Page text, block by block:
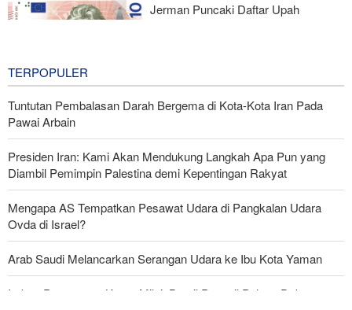
Jerman Puncaki Daftar Upah
TERPOPULER
Tuntutan Pembalasan Darah Bergema di Kota-Kota Iran Pada
Pawai Arbain
Presiden Iran: Kami Akan Mendukung Langkah Apa Pun yang
Diambil Pemimpin Palestina demi Kepentingan Rakyat
Mengapa AS Tempatkan Pesawat Udara di Pangkalan Udara
Ovda di Israel?
Arab Saudi Melancarkan Serangan Udara ke Ibu Kota Yaman
Imbas Pernyataan Kasar Milei; Brasil Panggil Pulang Dubes